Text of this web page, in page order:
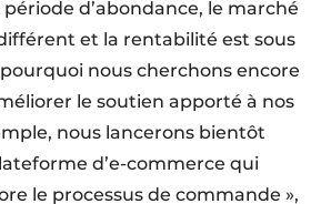
d’abondance, le marché
et la rentabilité est sous
pourquoi nous cherchons encore
le soutien apporté à nos
nous lancerons bientôt
d’e-commerce qui
le processus de commande »,